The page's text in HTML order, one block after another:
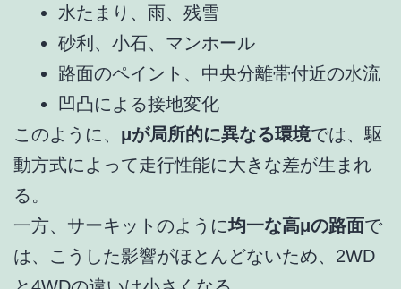
水たまり、雨、残雪
砂利、小石、マンホール
路面のペイント、中央分離帯付近の水流
凹凸による接地変化
このように、 μが局所的に異なる環境では、駆
動方式によって走行性能に大きな差が生まれ
る。
一方、サーキットのように均一な高μの路面で
は、こうした影響がほとんどないため、2WD